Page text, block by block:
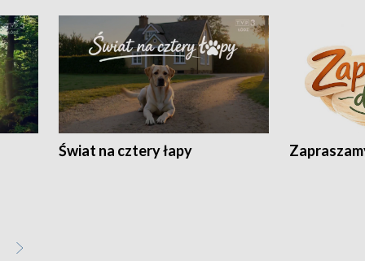
Świat na cztery łapy